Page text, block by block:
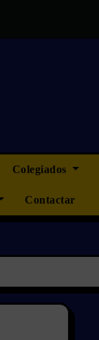
Colegiados
Contactar